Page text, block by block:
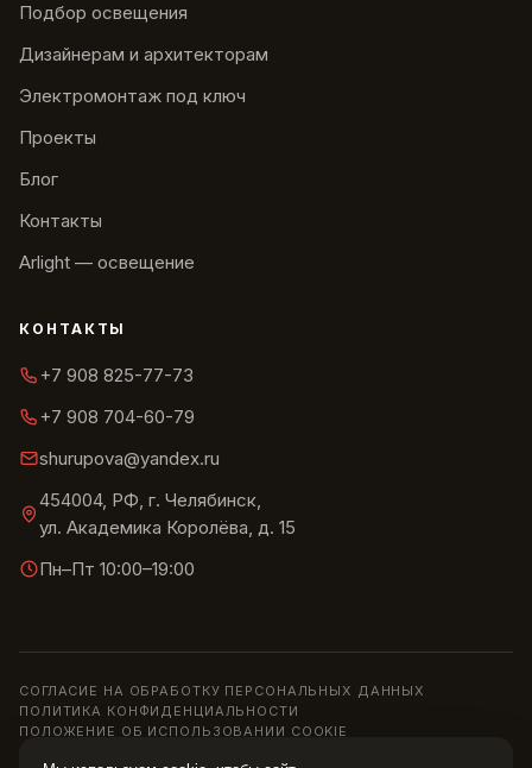
Подбор освещения
Дизайнерам и архитекторам
Электромонтаж под ключ
Проекты
Блог
Контакты
Arlight — освещение
КОНТАКТЫ
+7 908 825-77-73
+7 908 704-60-79
shurupova@yandex.ru
454004, РФ, г. Челябинск,
ул. Академика Королёва, д. 15
Пн–Пт 10:00–19:00
СОГЛАСИЕ НА ОБРАБОТКУ ПЕРСОНАЛЬНЫХ ДАННЫХ
ПОЛИТИКА КОНФИДЕНЦИАЛЬНОСТИ
ПОЛОЖЕНИЕ ОБ ИСПОЛЬЗОВАНИИ COOKIE